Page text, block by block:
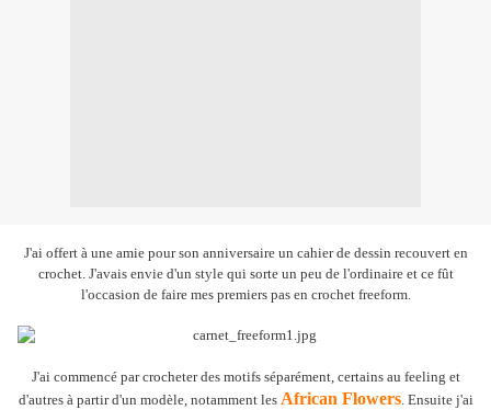
J'ai offert à une amie pour son anniversaire un cahier de dessin recouvert en
crochet. J'avais envie d'un style qui sorte un peu de l'ordinaire et ce fût
l'occasion de faire mes premiers pas en crochet freeform.
J'ai commencé par crocheter des motifs séparément, certains au feeling et
d'autres à partir d'un modèle, notamment les African Flowers. Ensuite j'ai